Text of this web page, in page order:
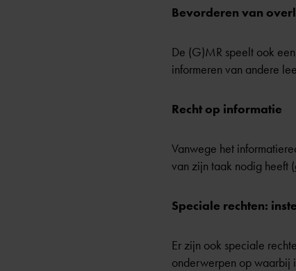
Bevorderen van
De (G)MR speelt ook
informeren van andere
Recht op informatie
Vanwege het
van zijn taak nodig heeft (
Speciale rechten:
Er zijn ook speciale
onderwerpen op waarbij